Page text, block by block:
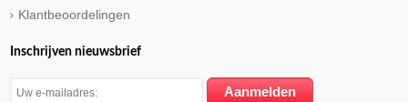
Klantbeoordelingen
Inschrijven nieuwsbrief